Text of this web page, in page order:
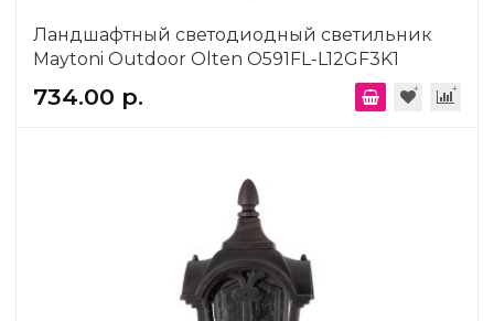
Ландшафтный светодиодный светильник
Maytoni Outdoor Olten O591FL-L12GF3K1
734.00 р.